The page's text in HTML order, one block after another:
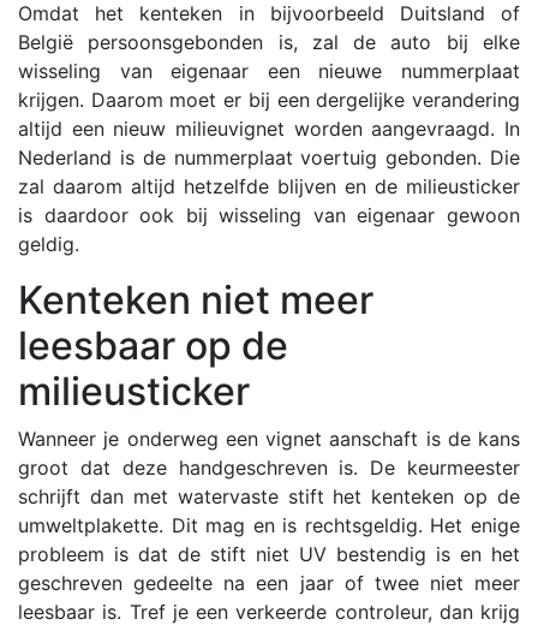
Omdat het kenteken in bijvoorbeeld Duitsland of
België persoonsgebonden is, zal de auto bij elke
wisseling van eigenaar een nieuwe nummerplaat
krijgen. Daarom moet er bij een dergelijke verandering
altijd een nieuw milieuvignet worden aangevraagd. In
Nederland is de nummerplaat voertuig gebonden. Die
zal daarom altijd hetzelfde blijven en de milieusticker
is daardoor ook bij wisseling van eigenaar gewoon
geldig.
Kenteken niet meer
leesbaar op de
milieusticker
Wanneer je onderweg een vignet aanschaft is de kans
groot dat deze handgeschreven is. De keurmeester
schrijft dan met watervaste stift het kenteken op de
umweltplakette. Dit mag en is rechtsgeldig. Het enige
probleem is dat de stift niet UV bestendig is en het
geschreven gedeelte na een jaar of twee niet meer
leesbaar is. Tref je een verkeerde controleur, dan krijg